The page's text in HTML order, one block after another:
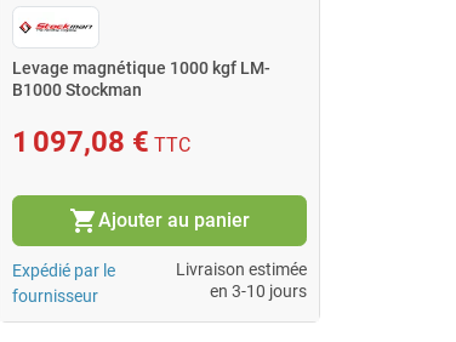
Levage magnétique 1000 kgf LM-
B1000 Stockman
1 097,08 € TTC
shopping_cartAjouter au panier
Expédié par le
fournisseur
Livraison estimée
en 3-10 jours